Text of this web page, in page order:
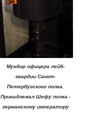
Мундир офицера лейб-
гвардии Санкт-
Петербугского полка.
Принадлежал Шефу полка -
германскому императору